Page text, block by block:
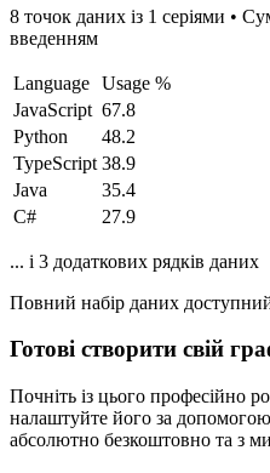
8 точок даних із 1 серіями •
введенням
Language Usage %
JavaScript 67.8
Python
48.2
TypeScript 38.9
Java
35.4
C#
27.9
... і 3 додаткових рядків даних
Повний набір даних
Готові створити свій
Почніть із цього професійно
налаштуйте його за
абсолютно безкоштовно та з